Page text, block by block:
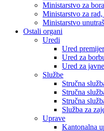
Ministarstvo za
Ministarstvo za
Ministarstvo
Ostali organi
Uredi
Ured
Ured za
Ured za
Službe
Stručna
Stručna
Stručna
Služba za
Uprave
Kantonalna